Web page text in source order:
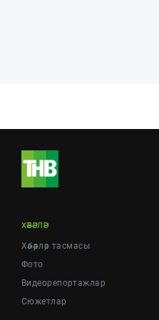
ХӘБӘРЛӘР
Хәбәрләр тасмасы
Фото
Видеорепортажлар
Cюжетлар